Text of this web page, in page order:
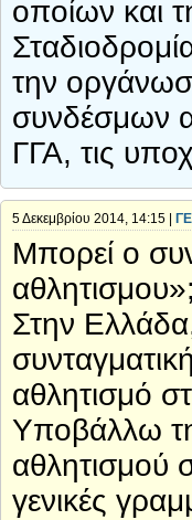
οποίων και
την
συνδέσμων
ΓΓΑ, τις
5 Δεκεμβρίου 2014, 14:15 |
Μπορεί ο
αθλητισμου»;
Στην
αθλητισμό
Υποβάλλω
αθλητισμού
γενικές